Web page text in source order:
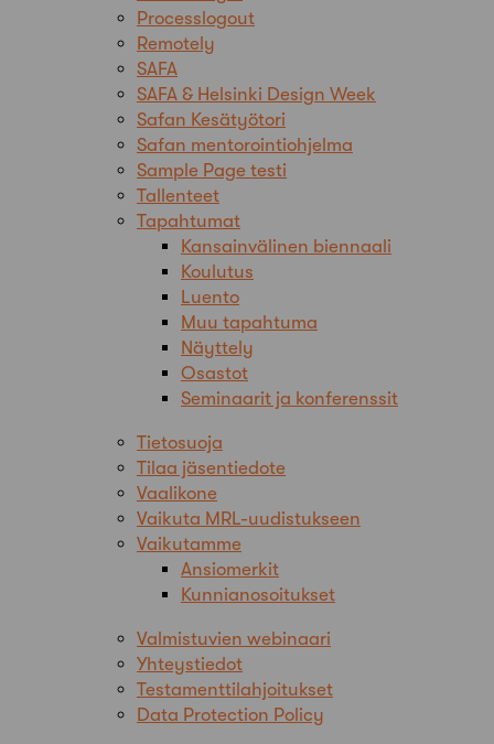
Processlogout
Remotely
SAFA
SAFA & Helsinki Design Week
Safan Kesätyötori
Safan mentorointiohjelma
Sample Page testi
Tallenteet
Tapahtumat
Kansainvälinen biennaali
Koulutus
Luento
Muu tapahtuma
Näyttely
Osastot
Seminaarit ja konferenssit
Tietosuoja
Tilaa jäsentiedote
Vaalikone
Vaikuta MRL-uudistukseen
Vaikutamme
Ansiomerkit
Kunnianosoitukset
Valmistuvien webinaari
Yhteystiedot
Testamenttilahjoitukset
Data Protection Policy